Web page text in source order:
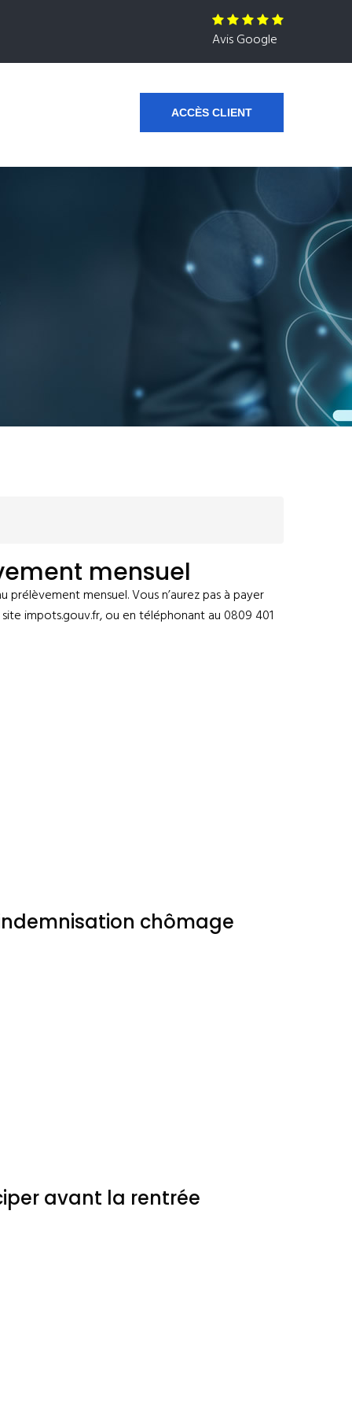
Avis Google
ACCÈS CLIENT
mensuel
mensuel. Vous n’aurez pas à payer
impots.gouv.fr, ou en téléphonant au 0809 401
chômage
avant la rentrée